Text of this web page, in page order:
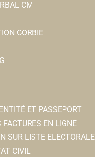
CM
CORBIE
ET PASSEPORT
FACTURES EN LIGNE
SUR LISTE ELECTORALE
CIVIL